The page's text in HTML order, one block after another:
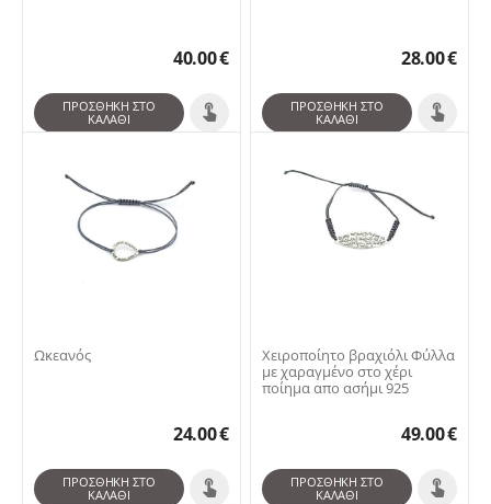
40.00€
ΠΡΟΣΘΉΚΗ ΣΤΟ
ΚΑΛΆΘΙ
28.00€
ΠΡΟΣΘΉΚΗ ΣΤΟ
ΚΑΛΆΘΙ
Ωκεανός
24.00€
ΠΡΟΣΘΉΚΗ ΣΤΟ
ΚΑΛΆΘΙ
Χειροποίητο βραχιόλι Φύλλα
με χαραγμένο στο χέρι
ποίημα απο ασήμι 925
49.00€
ΠΡΟΣΘΉΚΗ ΣΤΟ
ΚΑΛΆΘΙ